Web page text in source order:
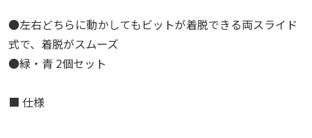
●左右どちらに動かしてもビットが着脱できる両スライド
式で、着脱がスムーズ
●緑・青 2個セット
■ 仕様